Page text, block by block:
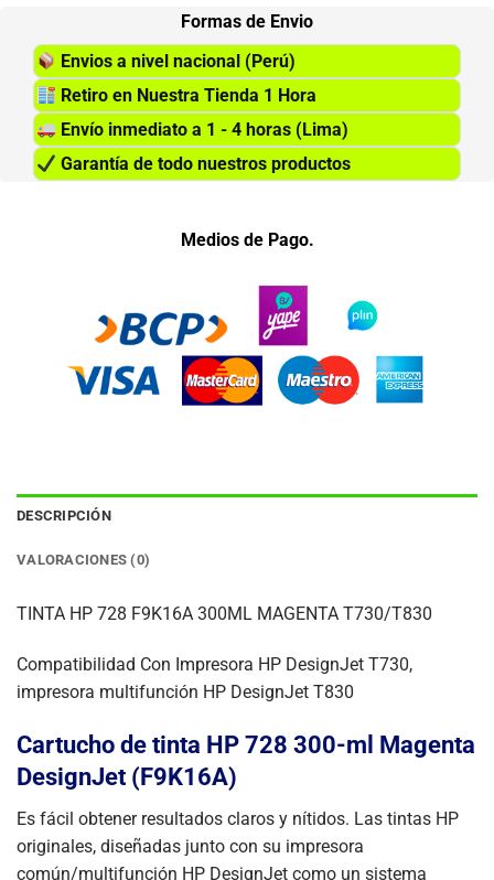
Formas de Envio
Envios a nivel nacional (Perú)
Retiro en Nuestra Tienda 1 Hora
Envío inmediato a 1 - 4 horas (Lima)
Garantía de todo nuestros productos
Medios de Pago.
DESCRIPCIÓN
VALORACIONES (0)
TINTA HP 728 F9K16A 300ML MAGENTA T730/T830
Compatibilidad Con Impresora HP DesignJet T730,
impresora multifunción HP DesignJet T830
Cartucho de tinta HP 728 300-ml Magenta
DesignJet (F9K16A)
Es fácil obtener resultados claros y nítidos. Las tintas HP
originales, diseñadas junto con su impresora
común/multifunción HP DesignJet como un sistema